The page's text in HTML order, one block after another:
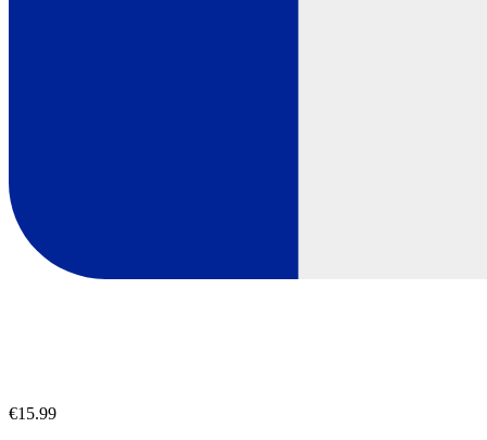
€15.99